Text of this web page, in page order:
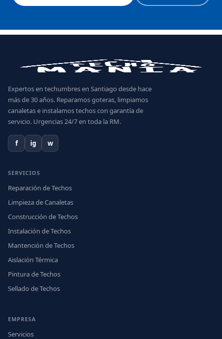
Expertos en techumbres en Santiago desde hace
más de 30 años. Reparamos goteras, limpiamos
canaletas e instalamos techos con garantía de
servicio. Urgencias 24/7 en toda la RM.
f ig w
SERVICIOS
Reparación de Techos
Limpieza de Canaletas
Construcción de Techos
Instalación de Techos
Mantención de Techos
Aislación Térmica
Pintura de Techos
Sellado de Techos
EMPRESA
Servicios